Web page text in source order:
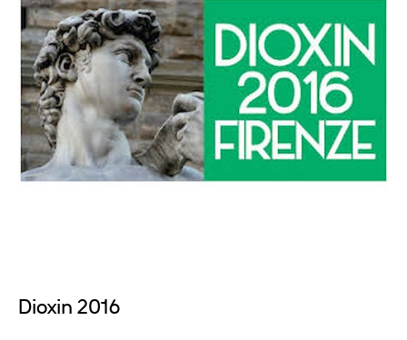
Dioxin 2016